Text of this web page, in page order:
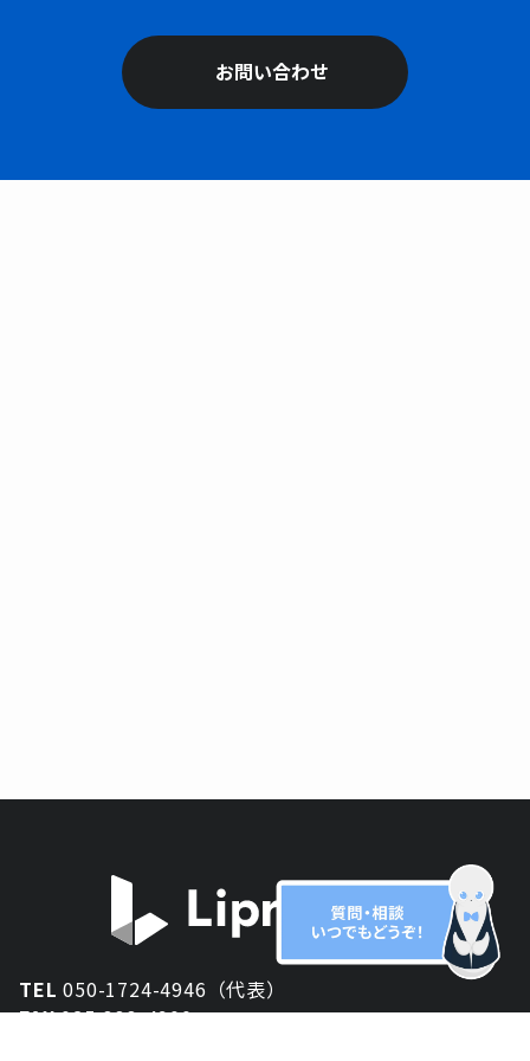
お問い合わせ
TEL050-1724-4946（代表）
FAX025-333-4900